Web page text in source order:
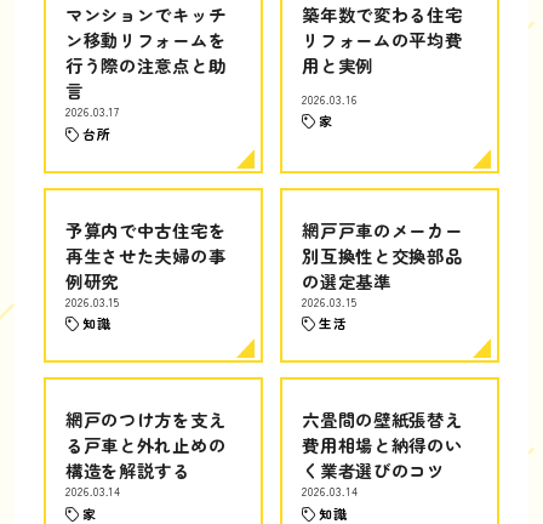
マンションでキッチ
ン移動リフォームを
行う際の注意点と助
言
2026.03.17
台所
築年数で変わる住宅
リフォームの平均費
用と実例
2026.03.16
家
予算内で中古住宅を
再生させた夫婦の事
例研究
2026.03.15
知識
網戸戸車のメーカー
別互換性と交換部品
の選定基準
2026.03.15
生活
網戸のつけ方を支え
る戸車と外れ止めの
構造を解説する
2026.03.14
家
六畳間の壁紙張替え
費用相場と納得のい
く業者選びのコツ
2026.03.14
知識